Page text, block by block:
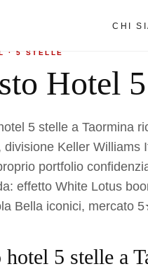
CHI
· 5 STELLE
Hotel
5 stelle a Taormina
divisione Keller
portfolio
effetto White Lotus
Bella iconici, mercato
5 stelle a